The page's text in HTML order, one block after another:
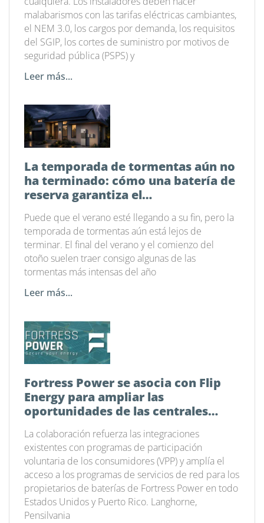
malabarismos con las tarifas eléctricas cambiantes,
el NEM 3.0, los cargos por demanda, los requisitos
del SGIP, los cortes de suministro por motivos de
seguridad pública (PSPS) y
Leer más...
La temporada de tormentas aún no
ha terminado: cómo una batería de
reserva garantiza el
Puede que el verano esté llegando a su fin, pero la
temporada de tormentas aún está lejos de
terminar. El final del verano y el comienzo del
otoño suelen traer consigo algunas de las
tormentas más intensas del año
Leer más...
Fortress Power se asocia con Flip
Energy para ampliar las
oportunidades de las centrales
eléctricas virtuales en todo el país
La colaboración refuerza las integraciones
existentes con programas de participación
voluntaria de los consumidores (VPP) y amplía el
acceso a los programas de servicios de red para los
propietarios de baterías de Fortress Power en todo
Estados Unidos y Puerto Rico. Langhorne,
Pensilvania